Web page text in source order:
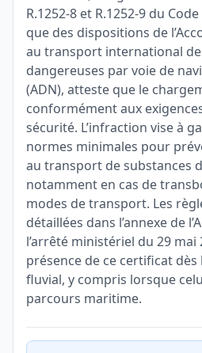
R.1252-8 et R.1252-9 du
que des dispositions de
au transport international
dangereuses par voie de
(ADN), atteste que le
conformément aux
sécurité. L’infraction vise à
normes minimales pour
au transport de substances
notamment en cas de
modes de transport. Les
détaillées dans l’annexe de
l’arrêté ministériel du 29 mai
présence de ce certificat
fluvial, y compris lorsque
parcours maritime.